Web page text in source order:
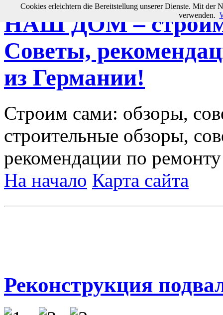
НАШ ДОМ – строим
Советы,
из Германии!
Строим сами: обзоры,
строительные обзоры,
рекомендации по ремонту
На начало Карта сайта
Реконструкция
Cookies erleichtern die Bereitstellung unserer Dienste. Mit der
verwenden.